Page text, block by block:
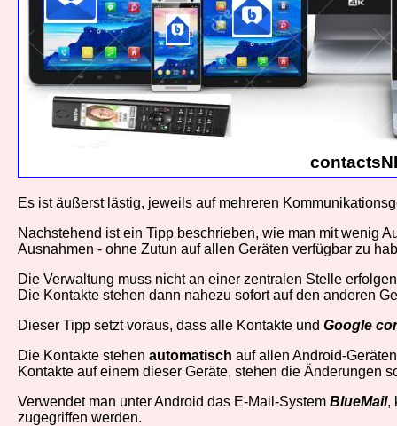
Es ist äußerst lästig, jeweils auf mehreren
Nachstehend ist ein Tipp beschrieben, wie man mit wenig
Ausnahmen - ohne Zutun auf allen Geräten verfügbar zu
Die Verwaltung muss nicht an einer zentralen Stelle
Die Kontakte stehen dann nahezu sofort auf den anderen
Dieser Tipp setzt voraus, dass alle Kontakte und Google
Die Kontakte stehen automatisch auf allen Android-
Kontakte auf einem dieser Geräte, stehen die Änderungen
Verwendet man unter Android das E-Mail-System BlueMail,
zugegriffen werden.